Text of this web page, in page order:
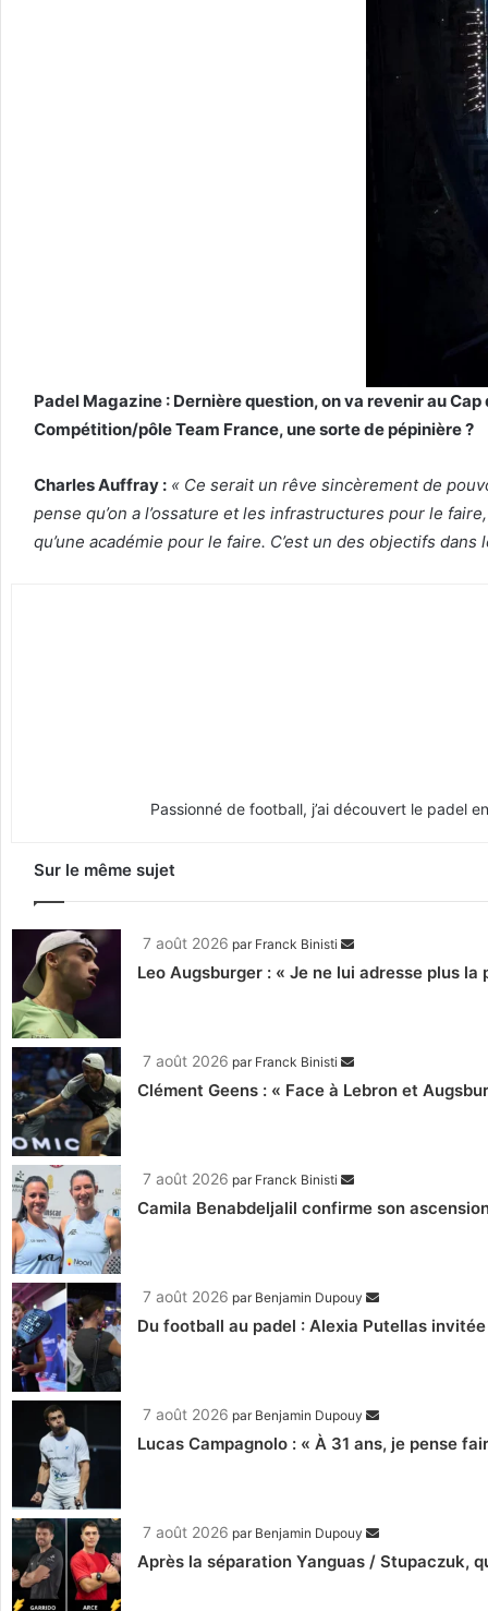
Padel Magazine : Dernière question, on va revenir au
Compétition/pôle Team France, une sorte de pépinière ?
Charles Auffray : « Ce serait un rêve sincèrement de
pense qu’on a l’ossature et les infrastructures pour le
qu’une académie pour le faire. C’est un des objectifs dans
Passionné de football, j’ai découvert le padel
Sur le même sujet
7 août 2026 par Franck Binisti
Leo Augsburger : « Je ne lui adresse plus
7 août 2026 par Franck Binisti
Clément Geens : « Face à Lebron et
7 août 2026 par Franck Binisti
Camila Benabdeljalil confirme son
7 août 2026 par Benjamin Dupouy
Du football au padel : Alexia Putellas
7 août 2026 par Benjamin Dupouy
Lucas Campagnolo : « À 31 ans, je pense
7 août 2026 par Benjamin Dupouy
Après la séparation Yanguas / Stupaczuk,